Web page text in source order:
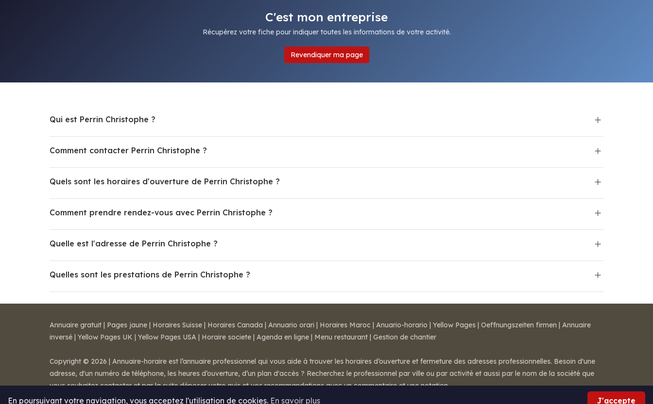
C'est mon entreprise
Récupérez votre fiche pour indiquer toutes les informations de votre activité.
Revendiquer ma page
Qui est Perrin Christophe ?
Comment contacter Perrin Christophe ?
Quels sont les horaires d'ouverture de Perrin Christophe ?
Comment prendre rendez-vous avec Perrin Christophe ?
Quelle est l'adresse de Perrin Christophe ?
Quelles sont les prestations de Perrin Christophe ?
En poursuivant votre navigation, vous acceptez l'utilisation de cookies. En savoir plus J'accepte
Annuaire gratuit | Pages jaune | Horaires Suisse | Horaires Canada | Annuario orari | Horaires Maroc | Anuario-horario | Yellow Pages | Oeffnungszeiten firmen | Annuaire
inversé | Yellow Pages UK | Yellow Pages USA | Horaire societe | Agenda en ligne | Menu restaurant | Gestion de chantier
Copyright © 2026 | Annuaire-horaire est l’annuaire professionnel qui vous aide à trouver les horaires d’ouverture et fermeture des adresses professionnelles. Besoin d'une
adresse, d'un numéro de téléphone, les heures d’ouverture, d’un plan d'accès ? Recherchez le professionnel par ville ou par activité et aussi par le nom de la société que
vous souhaitez contacter et par la suite déposer votre avis et vos recommandations avec un commentaire et une notation.
Mentions légales-Conditions de ventes- Contact